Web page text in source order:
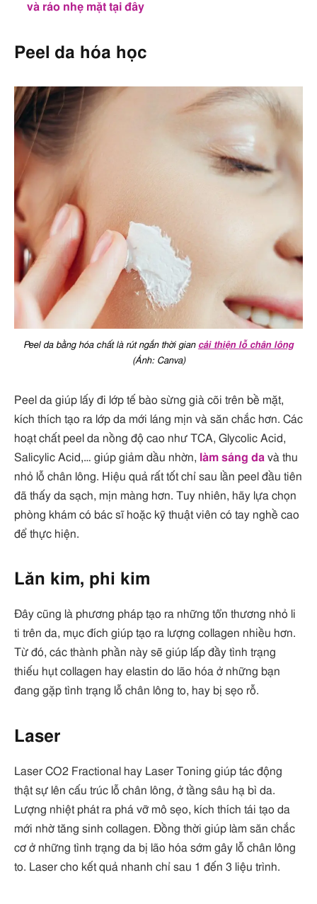
và ráo nhẹ mặt tại đây
Peel da hóa học
Peel da bằng hóa chất là rút ngắn thời gian cải thiện lỗ chân lông
(Ảnh: Canva)
Peel da giúp lấy đi lớp tế bào sừng già cõi trên bề mặt,
kích thích tạo ra lớp da mới láng mịn và săn chắc hơn. Các
hoạt chất peel da nồng độ cao như TCA, Glycolic Acid,
Salicylic Acid,… giúp giảm dầu nhờn, làm sáng da và thu
nhỏ lỗ chân lông. Hiệu quả rất tốt chỉ sau lần peel đầu tiên
đã thấy da sạch, mịn màng hơn. Tuy nhiên, hãy lựa chọn
phòng khám có bác sĩ hoặc kỹ thuật viên có tay nghề cao
để thực hiện.
Lăn kim, phi kim
Đây cũng là phương pháp tạo ra những tổn thương nhỏ li
ti trên da, mục đích giúp tạo ra lượng collagen nhiều hơn.
Từ đó, các thành phần này sẽ giúp lấp đầy tình trạng
thiếu hụt collagen hay elastin do lão hóa ở những bạn
đang gặp tình trạng lỗ chân lông to, hay bị sẹo rỗ.
Laser
Laser CO2 Fractional hay Laser Toning giúp tác động
thật sự lên cấu trúc lỗ chân lông, ở tầng sâu hạ bì da.
Lượng nhiệt phát ra phá vỡ mô sẹo, kích thích tái tạo da
mới nhờ tăng sinh collagen. Đồng thời giúp làm săn chắc
cơ ở những tình trạng da bị lão hóa sớm gây lỗ chân lông
to. Laser cho kết quả nhanh chỉ sau 1 đến 3 liệu trình.